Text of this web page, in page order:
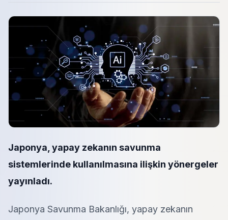
Japonya, yapay zekanın savunma
sistemlerinde kullanılmasına ilişkin yönergeler
yayınladı.
Japonya Savunma Bakanlığı, yapay zekanın